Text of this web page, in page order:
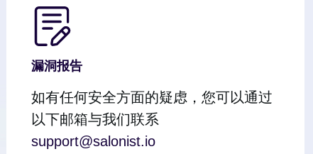
漏洞报告
如有任何安全方面的疑虑，您可以通过
以下邮箱与我们联系
support@salonist.io